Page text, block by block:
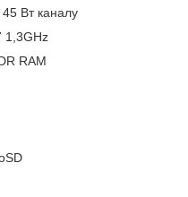
Вт каналу
1,3GHz
RAM